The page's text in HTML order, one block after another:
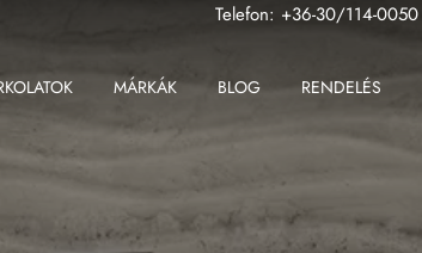
Telefon: +36-30/114-0050
MÁRKÁK BLOG RENDELÉS